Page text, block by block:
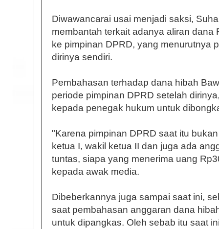
Diwawancarai usai menjadi saksi,
membantah terkait adanya aliran dana
ke pimpinan DPRD, yang menurutnya
dirinya sendiri.
Pembahasan terhadap dana hibah
periode pimpinan DPRD setelah
kepada penegak hukum untuk
"Karena pimpinan DPRD saat itu
ketua I, wakil ketua II dan juga ada
tuntas, siapa yang menerima uang
kepada awak media.
Dibeberkannya juga sampai saat ini,
saat pembahasan anggaran dana
untuk dipangkas. Oleh sebab itu saat